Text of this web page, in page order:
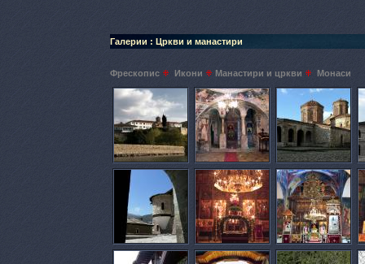
Галерии : Цркви и манастири
Фрескопис Икони Манастири и цркви Монаси